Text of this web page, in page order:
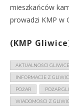
mieszkańców
prowadzi KMP w
(KMP
AKTUALNOŚCI GLIWICE
INFORMACJE Z GLIWIC
POŻAR POŻAR
WIADOMOŚCI Z GLIWIC